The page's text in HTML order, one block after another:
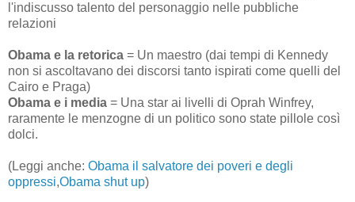
l'indiscusso talento del personaggio nelle pubbliche
relazioni
Obama e la retorica = Un maestro (dai tempi di Kennedy
non si ascoltavano dei discorsi tanto ispirati come quelli del
Cairo e Praga)
Obama e i media = Una star ai livelli di Oprah Winfrey,
raramente le menzogne di un politico sono state pillole così
dolci.
(Leggi anche: Obama il salvatore dei poveri e degli
oppressi,Obama shut up)